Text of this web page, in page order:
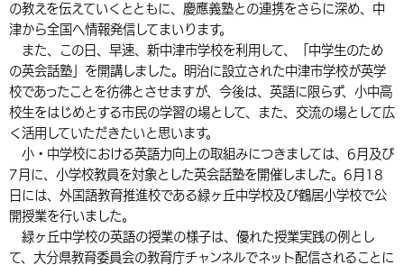
の教えを伝えていくとともに、慶應義塾との連携をさらに深め、中
津から全国へ情報発信してまいります。
また、この日、早速、新中津市学校を利用して、「中学生のため
の英会話塾」を開講しました。明治に設立された中津市学校が英学
校であったことを彷彿とさせますが、今後は、英語に限らず、小中高
校生をはじめとする市民の学習の場として、また、交流の場として広
く活用していただきたいと思います。
小・中学校における英語力向上の取組みにつきましては、6月及び
7月に、小学校教員を対象とした英会話塾を開催しました。6月18
日には、外国語教育推進校である緑ヶ丘中学校及び鶴居小学校で公
開授業を行いました。
緑ヶ丘中学校の英語の授業の様子は、優れた授業実践の例とし
て、大分県教育委員会の教育庁チャンネルでネット配信されることに